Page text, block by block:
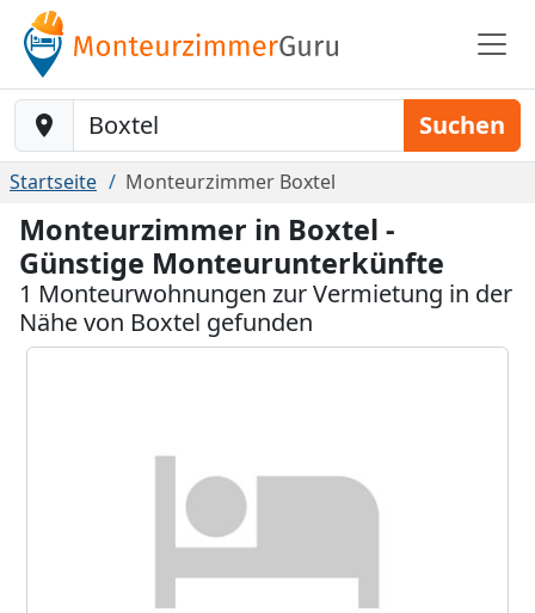
Baustelle-Location Suchen
Startseite Monteurzimmer Boxtel
Monteurzimmer in Boxtel -
Günstige Monteurunterkünfte
1 Monteurwohnungen zur Vermietung in der
Nähe von Boxtel gefunden